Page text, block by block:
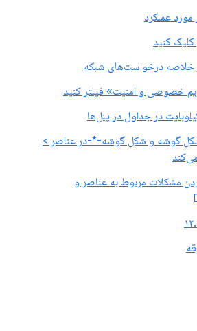
عملکرد
کنید
خلاصه درخواست‌های شبکه
خصوصی و امنیت» فیلتر کنید
در جداول در پنل‌ها
شکل گوشه و شکل گوشه-*-در عناصر >
مشکلات مربوط به عناصر و